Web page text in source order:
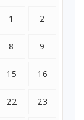
1 2
8 9
15 16
22 23